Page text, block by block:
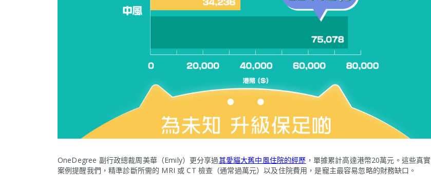
OneDegree 副行政總裁周美華（Emily）更分享過其愛貓大舊中風住院的經歷 ，單據累計高達港幣20萬元。這些真實
案例提醒我們，精準診斷所需的 MRI 或 CT 檢查（通常過萬元）以及住院費用，是寵主最容易忽略的財務缺口。